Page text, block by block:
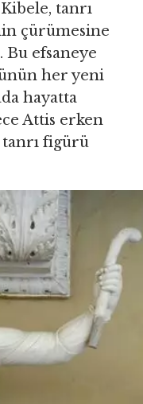
tanrı
çürümesine
efsaneye
her yeni
hayatta
Attis erken
figürü